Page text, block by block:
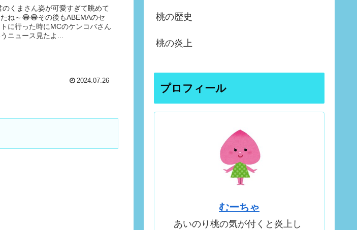
くまさん姿が可愛すぎて眺めて
ね～😂😂その後もABEMAのセ
に行った時にMCのケンコバさん
ニュース見たよ...
2024.07.26
桃の歴史
桃の炎上
プロフィール
むーちゃ
あいのり桃の気が付くと炎上し